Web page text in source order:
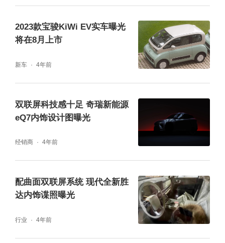
2023款宝骏KiWi EV实车曝光
将在8月上市
新车 4年前
双联屏科技感十足 奇瑞新能源
eQ7内饰设计图曝光
经销商 4年前
配曲面双联屏系统 现代全新胜
达内饰谍照曝光
行业 4年前